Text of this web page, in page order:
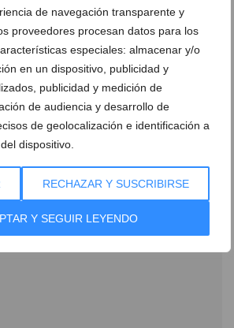
de navegación transparente y
proveedores procesan datos para los
especiales: almacenar y/o
en un dispositivo, publicidad y
publicidad y medición de
de audiencia y desarrollo de
de geolocalización e identificación a
dispositivo.
RECHAZAR Y SUSCRIBIRSE
Y SEGUIR LEYENDO